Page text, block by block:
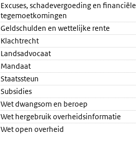
Excuses, schadevergoeding en financiële
tegemoetkomingen
Geldschulden en wettelijke rente
Klachtrecht
Landsadvocaat
Mandaat
Staatssteun
Subsidies
Wet dwangsom en beroep
Wet hergebruik overheidsinformatie
Wet open overheid